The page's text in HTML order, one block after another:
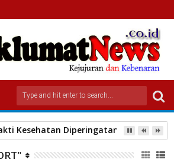
Kesehatan Diperingatan HUT Ke-80